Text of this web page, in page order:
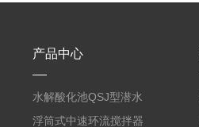
产品中心
水解酸化池QSJ型潜水
羞羞APP在线下载
浮筒式中速环流搅拌器